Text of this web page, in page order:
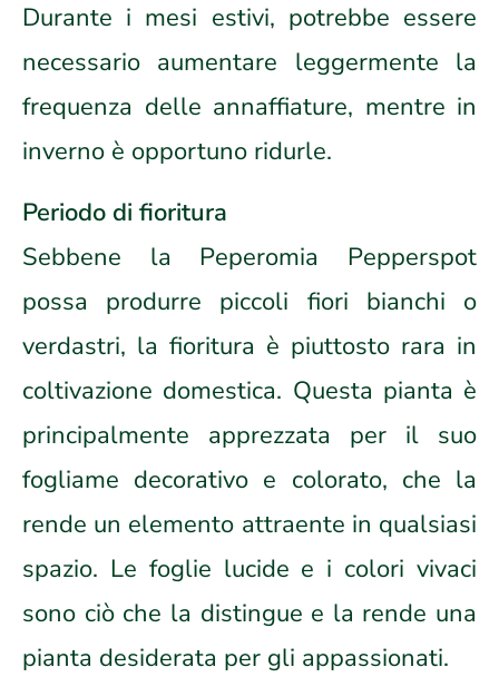
Durante i mesi estivi, potrebbe essere
necessario aumentare leggermente la
frequenza delle annaffiature, mentre in
inverno è opportuno ridurle.
Periodo di fioritura
Sebbene la Peperomia Pepperspot
possa produrre piccoli fiori bianchi o
verdastri, la fioritura è piuttosto rara in
coltivazione domestica. Questa pianta è
principalmente apprezzata per il suo
fogliame decorativo e colorato, che la
rende un elemento attraente in qualsiasi
spazio. Le foglie lucide e i colori vivaci
sono ciò che la distingue e la rende una
pianta desiderata per gli appassionati.